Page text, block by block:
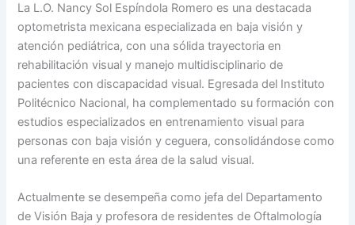
La L.O. Nancy Sol Espíndola Romero es una destacada
optometrista mexicana especializada en baja visión y
atención pediátrica, con una sólida trayectoria en
rehabilitación visual y manejo multidisciplinario de
pacientes con discapacidad visual. Egresada del Instituto
Politécnico Nacional, ha complementado su formación con
estudios especializados en entrenamiento visual para
personas con baja visión y ceguera, consolidándose como
una referente en esta área de la salud visual.
Actualmente se desempeña como jefa del Departamento
de Visión Baja y profesora de residentes de Oftalmología